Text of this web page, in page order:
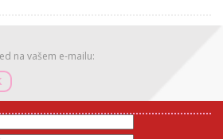
na vašem e-mailu: